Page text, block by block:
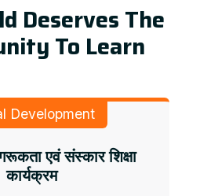
Deserves The
To Learn
Development
एवं संस्कार शिक्षा
कार्यक्रम